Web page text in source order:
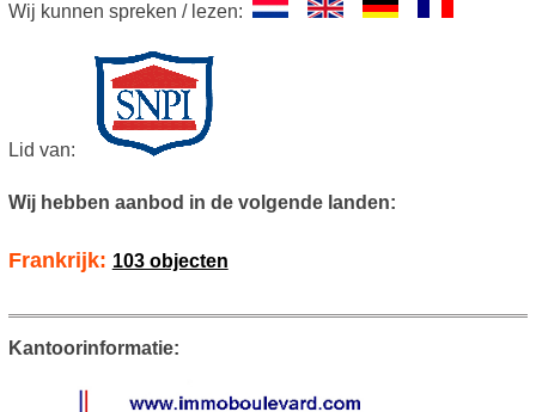
Wij kunnen spreken / lezen:
Lid van:
Wij hebben aanbod in de volgende landen:
Frankrijk: 103 objecten
Kantoorinformatie: